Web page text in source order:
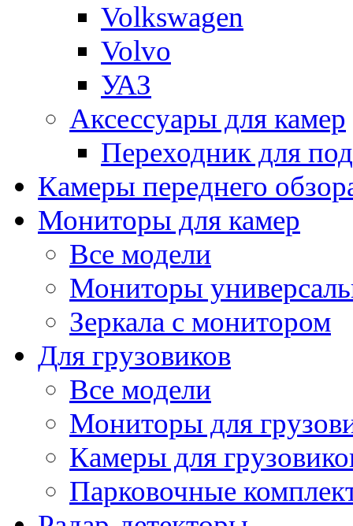
Volkswagen
Volvo
УАЗ
Аксессуары для камер
Переходник для
Камеры переднего
Мониторы для камер
Все модели
Мониторы
Зеркала с монитором
Для грузовиков
Все модели
Мониторы для
Камеры для
Парковочные